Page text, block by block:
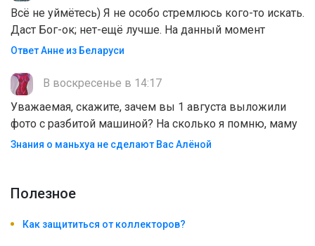
Всё не уймётесь) Я не особо стремлюсь кого-то искать.
Даст Бог-ок; нет-ещё лучше. На данный момент
Ответ Анне из Беларуси
В воскресенье в 14:17
Уважаемая, скажите, зачем вы 1 августа выложили
фото с разбитой машиной? На сколько я помню, маму
Знания о маньхуа не сделают Вас Алëной
Полезноe
Как защититься от коллекторов?